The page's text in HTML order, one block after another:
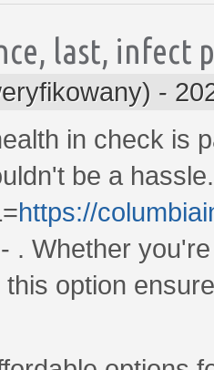
last, infect
-
in check is
be a
https://
. Whether
option